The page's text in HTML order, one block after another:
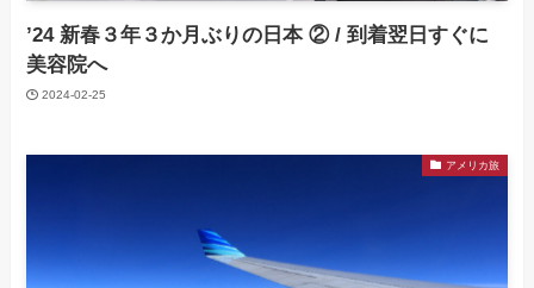
’24 新春３年３か月ぶりの日本 ② / 到着翌日すぐに
美容院へ
2024-02-25
アメリカ旅